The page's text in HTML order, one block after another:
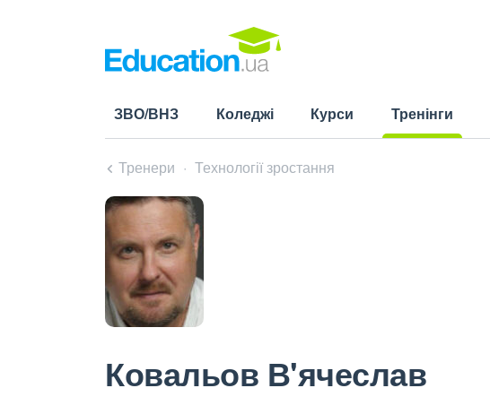
ЗВО/ВНЗ Коледжі Курси
Тренінги
Тренери Технології зростання
Ковальов В'ячеслав